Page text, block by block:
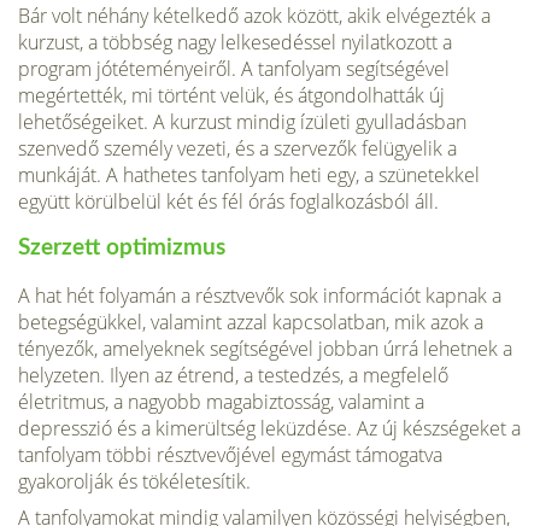
Bár volt néhány kételkedő azok között, akik elvégezték a
kurzust, a többség nagy lelkesedéssel nyilatkozott a
program jótéteményeiről. A tanfolyam segítségével
megértették, mi tör­tént velük, és átgondolhatták új
lehetőségeiket. A kurzust min­dig ízületi gyulladásban
szenvedő személy vezeti, és a szervezők felügyelik a
munkáját. A hathetes tanfolyam heti egy, a szüne­tekkel
együtt körülbelül két és fél órás foglalkozásból áll.
Szerzett optimizmus
A hat hét folyamán a résztvevők sok információt kapnak a
betegségükkel, valamint azzal kapcsolat­ban, mik azok a
tényezők, amelyeknek segítségével jobban úrrá lehetnek a
helyzeten. Ilyen az étrend, a testedzés, a megfelelő
életritmus, a nagyobb magabiztosság, valamint a
depresszió és a kimerültség leküzdése. Az új készségeket a
tanfolyam többi résztvevőjével egymást támogatva
gyakorolják és tökéletesítik.
A tanfolyamokat mindig valamilyen közösségi helyiségben,